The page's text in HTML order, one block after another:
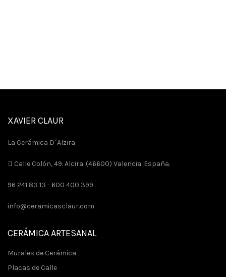
XAVIER CLAUR
La Cerámica D´Alzira
Calle Colón, 49. Alcira. (46600) Valencia. España.
96 241 83 13 - 600 400 399
info@ceramicasclaur.com
CERÁMICA ARTESANAL
Murales de Cerámica
Placas de Calle